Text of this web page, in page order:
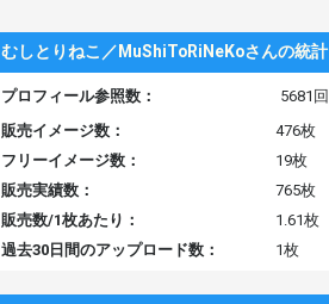
むしとりねこ／MuShiToRiNeKoさんの統計
プロフィール参照数：
5681回
販売イメージ数：
476枚
フリーイメージ数：
19枚
販売実績数：
765枚
販売数/1枚あたり：
1.61枚
過去30日間のアップロード数：
1枚